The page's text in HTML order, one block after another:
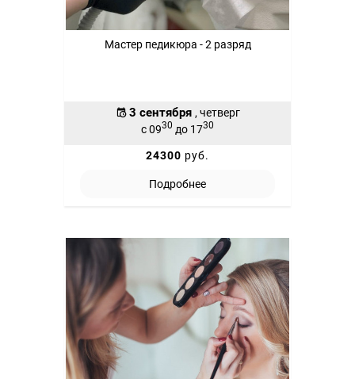
Мастер педикюра - 2 разряд
3 сентября , четверг
с 0930 до 1730
24300 руб.
Подробнее